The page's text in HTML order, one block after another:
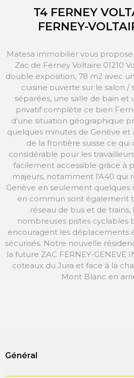
T4 FERNEY
FERNEY-
Matesa immobilier vous
Zac de Ferney Voltaire 01210
double exposition, 78 m2 avec
cuisine ouverte sur le salon /
séparées, une salle de bain et
privatif complète ce bien
d'une situation géographique
quelques minutes de Genève
de la frontière suisse ce qui
considérable pour les
facilement accessible grâce à
majeurs, notamment l'A40 qui
Genève en seulement quelques
en commun sont également
réseau de bus et de
nombreuses pistes cyclables
encouragent les déplacements
sécurisés. Notre nouvelle
la future ZAC FERNEY-GENEVE
coteaux du Jura et face à la
Mont Blanc en
Général